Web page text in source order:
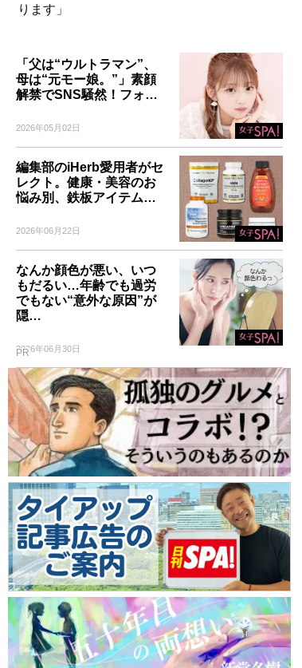
ります」
「父は“ウルトラマン”、
母は“元モー娘。”」素顔
解禁でSNS騒然！フォ…
2026年05月02日
編集部のiHerb愛用者がセ
レクト。健康・美容のお
悩み別、鉄板アイテム…
2026年06月22日
なんか顔色が悪い、いつ
もだるい…年齢でも過労
でもない“意外な原因”が
隠…
2026年06月30日
PR